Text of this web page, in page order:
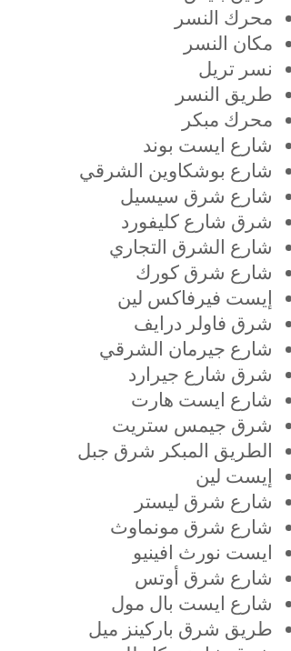
محرك النسر
مكان النسر
نسر تريل
طريق النسر
محرك مبكر
شارع ايست بوند
شارع بوشكاوين الشرقي
شارع شرق سيسيل
شرق شارع كليفورد
شارع الشرق التجاري
شارع شرق كورك
إيست فيرفاكس لين
شرق فاولر درايف
شارع جيرمان الشرقي
شرق شارع جيرارد
شارع ايست هارت
شرق جيمس ستريت
الطريق المبكر شرق جبل
إيست لين
شارع شرق ليستر
شارع شرق مونماوث
ايست نورث افينيو
شارع شرق أوتس
شارع ايست بال مول
طريق شرق باركينز ميل